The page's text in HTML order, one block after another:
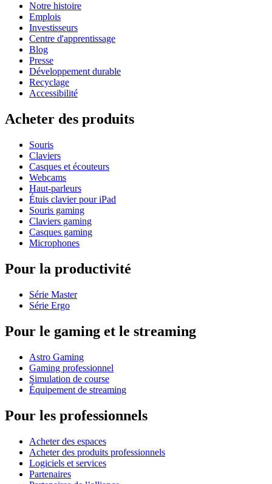
Notre histoire
Emplois
Investisseurs
Centre d'apprentissage
Blog
Presse
Développement durable
Recyclage
Accessibilité
Acheter des produits
Souris
Claviers
Casques et écouteurs
Webcams
Haut-parleurs
Étuis clavier pour iPad
Souris gaming
Claviers gaming
Casques gaming
Microphones
Pour la productivité
Série Master
Série Ergo
Pour le gaming et le streaming
Astro Gaming
Gaming professionnel
Simulation de course
Équipement de streaming
Pour les professionnels
Acheter des espaces
Acheter des produits professionnels
Logiciels et services
Partenaires